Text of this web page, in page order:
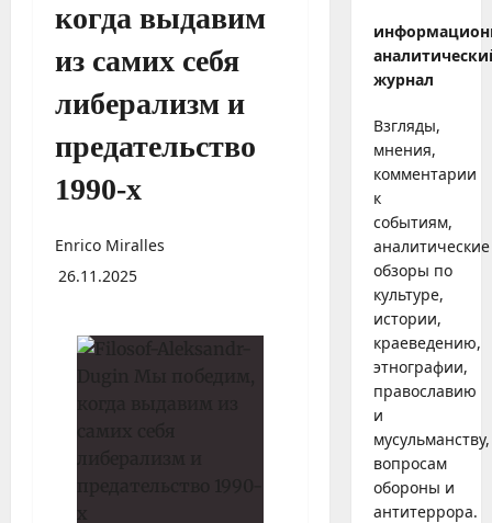
когда выдавим
из самих себя
либерализм и
предательство
1990-х
Enrico Miralles
26.11.2025
журнал
Взгляды,
мнения,
комментарии
к
событиям,
аналитические
обзоры по
культуре,
истории,
краеведению,
этнографии,
православию
и
мусульманству,
вопросам
обороны и
антитеррора.